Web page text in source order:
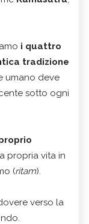
i quattro
tradizione
umano deve
sotto ogni
propria vita in
(ritam).
verso la